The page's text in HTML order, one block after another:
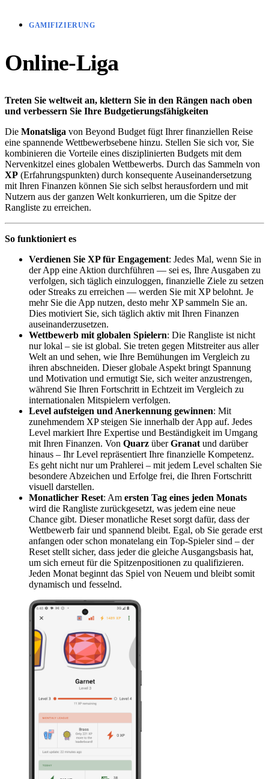
GAMIFIZIERUNG
Online-Liga
Treten Sie weltweit an, klettern Sie in den Rängen nach oben
und verbessern Sie Ihre Budgetierungsfähigkeiten
Die Monatsliga von Beyond Budget fügt Ihrer finanziellen Reise
eine spannende Wettbewerbsebene hinzu. Stellen Sie sich vor, Sie
kombinieren die Vorteile eines disziplinierten Budgets mit dem
Nervenkitzel eines globalen Wettbewerbs. Durch das Sammeln von
XP (Erfahrungspunkten) durch konsequente Auseinandersetzung
mit Ihren Finanzen können Sie sich selbst herausfordern und mit
Nutzern aus der ganzen Welt konkurrieren, um die Spitze der
Rangliste zu erreichen.
So funktioniert es
Verdienen Sie XP für Engagement: Jedes Mal, wenn Sie in
der App eine Aktion durchführen — sei es, Ihre Ausgaben zu
verfolgen, sich täglich einzuloggen, finanzielle Ziele zu setzen
oder Streaks zu erreichen — werden Sie mit XP belohnt. Je
mehr Sie die App nutzen, desto mehr XP sammeln Sie an.
Dies motiviert Sie, sich täglich aktiv mit Ihren Finanzen
auseinanderzusetzen.
Wettbewerb mit globalen Spielern: Die Rangliste ist nicht
nur lokal – sie ist global. Sie treten gegen Mitstreiter aus aller
Welt an und sehen, wie Ihre Bemühungen im Vergleich zu
ihren abschneiden. Dieser globale Aspekt bringt Spannung
und Motivation und ermutigt Sie, sich weiter anzustrengen,
während Sie Ihren Fortschritt in Echtzeit im Vergleich zu
internationalen Mitspielern verfolgen.
Level aufsteigen und Anerkennung gewinnen: Mit
zunehmendem XP steigen Sie innerhalb der App auf. Jedes
Level markiert Ihre Expertise und Beständigkeit im Umgang
mit Ihren Finanzen. Von Quarz überGranat und darüber
hinaus – Ihr Level repräsentiert Ihre finanzielle Kompetenz.
Es geht nicht nur um Prahlerei – mit jedem Level schalten Sie
besondere Abzeichen und Erfolge frei, die Ihren Fortschritt
visuell darstellen.
Monatlicher Reset: Am ersten Tag eines jeden Monats
wird die Rangliste zurückgesetzt, was jedem eine neue
Chance gibt. Dieser monatliche Reset sorgt dafür, dass der
Wettbewerb fair und spannend bleibt. Egal, ob Sie gerade erst
anfangen oder schon monatelang ein Top-Spieler sind – der
Reset stellt sicher, dass jeder die gleiche Ausgangsbasis hat,
um sich erneut für die Spitzenpositionen zu qualifizieren.
Jeden Monat beginnt das Spiel von Neuem und bleibt somit
dynamisch und fesselnd.